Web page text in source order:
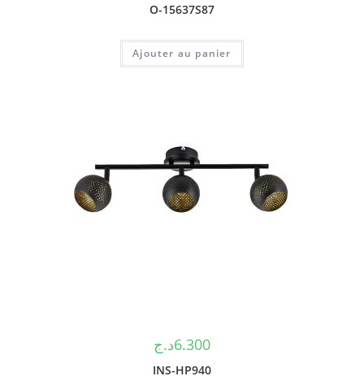
O-15637S87
Ajouter au panier
6.300د.ج
INS-HP940